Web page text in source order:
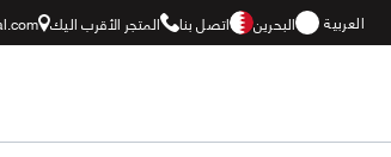
المتجر الأقرب اليك اتصل بنا البحرين العربية